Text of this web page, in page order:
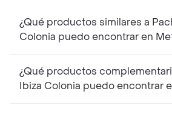
¿Qué productos similares a
Colonia puedo encontrar en
¿Qué productos
Ibiza Colonia puedo encontrar